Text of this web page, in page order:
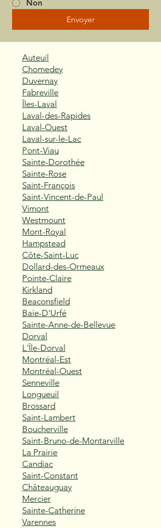
Non
Envoyer
Auteuil
Chomedey
Duvernay
Fabreville
Îles-Laval
Laval-des-Rapides
Laval-Ouest
Laval-sur-le-Lac
Pont-Viau
Sainte-Dorothée
Sainte-Rose
Saint-François
Saint-Vincent-de-Paul
Vimont
Westmount
Mont-Royal
Hampstead
Côte-Saint-Luc
Dollard-des-Ormeaux
Pointe-Claire
Kirkland
Beaconsfield
Baie-D'Urfé
Sainte-Anne-de-Bellevue
Dorval
L'Île-Dorval
Montréal-Est
Montréal-Ouest
Senneville
Longueuil
Brossard
Saint-Lambert
Boucherville
Saint-Bruno-de-Montarville
La Prairie
Candiac
Saint-Constant
Châteauguay
Mercier
Sainte-Catherine
Varennes